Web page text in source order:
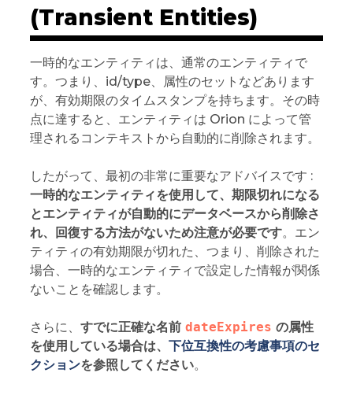
(Transient Entities)
一時的なエンティティは、通常のエンティティで
す。つまり、id/type、属性のセットなどあります
が、有効期限のタイムスタンプを持ちます。その時
点に達すると、エンティティは Orion によって管
理されるコンテキストから自動的に削除されます。
したがって、最初の非常に重要なアドバイスです :
一時的なエンティティを使用して、期限切れになる
とエンティティが自動的にデータベースから削除さ
れ、回復する方法がないため注意が必要です。エン
ティティの有効期限が切れた、つまり、削除された
場合、一時的なエンティティで設定した情報が関係
ないことを確認します。
さらに、 すでに正確な名前 dateExpires の属性
を使用している場合は、 下位互換性の考慮事項のセ
クションを参照してください。